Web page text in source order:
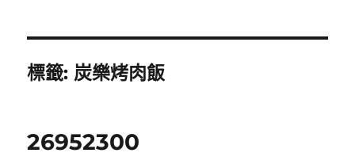
標籤: 炭樂烤肉飯
26952300